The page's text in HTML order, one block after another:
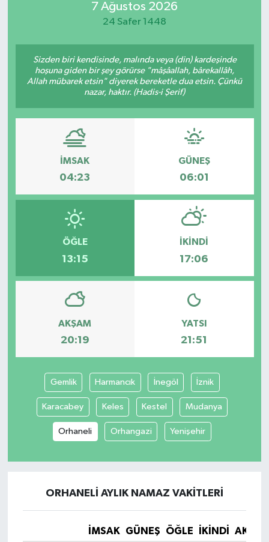
7 Ağustos 2026
24 Safer 1448
Sizden biri kendisinde, malında veya (din) kardeşinde
hoşuna giden bir şey görürse "mâşâallah, bârekallâh,
Allah mübarek etsin" diyerek bereketle dua etsin. Çünkü
nazar, haktır. (Hadis-i Şerif)
İMSAK
04:23
GÜNEŞ
06:01
ÖĞLE
13:15
İKINDI
17:06
AKŞAM
20:19
YATSI
21:51
Gemlik Harmancık İnegöl İznik
Karacabey Keles Kestel Mudanya
Orhaneli Orhangazi Yenişehir
ORHANELI AYLIK NAMAZ VAKITLERI
İMSAK GÜNEŞ ÖĞLE İKINDI
Magazin
Resmi İlan
Sağlık